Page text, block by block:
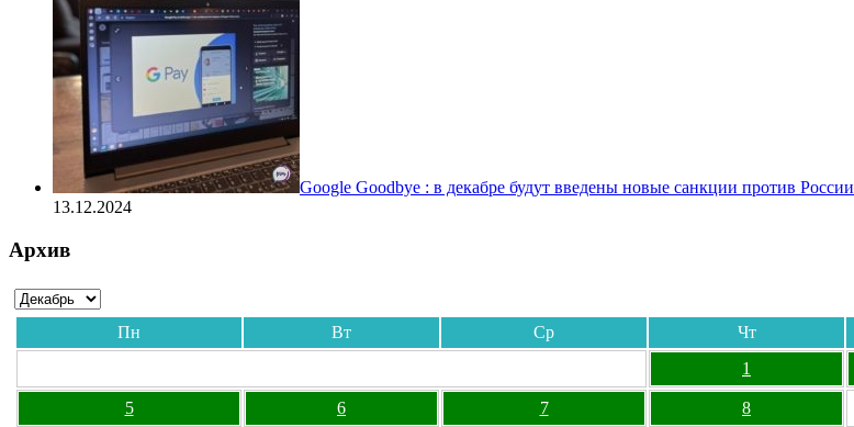
Google Goodbye : в декабре будут введены новые санкции против России
13.12.2024
Архив
Пн Вт Ср Чт
1
5 6 7 8